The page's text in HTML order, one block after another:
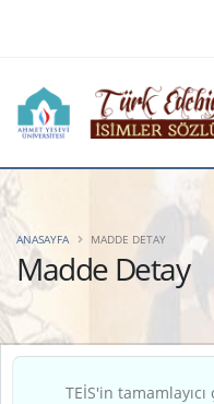
Madde Detay
ANASAYFA MADDE DETAY
TEİS'in